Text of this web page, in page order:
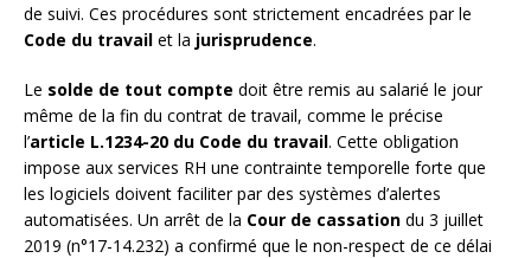
de suivi. Ces procédures sont strictement encadrées par le
Code du travail et la jurisprudence.
Le solde de tout compte doit être remis au salarié le jour
même de la fin du contrat de travail, comme le précise
l’article L.1234-20 du Code du travail. Cette obligation
impose aux services RH une contrainte temporelle forte que
les logiciels doivent faciliter par des systèmes d’alertes
automatisées. Un arrêt de la Cour de cassation du 3 juillet
2019 (n°17-14.232) a confirmé que le non-respect de ce délai